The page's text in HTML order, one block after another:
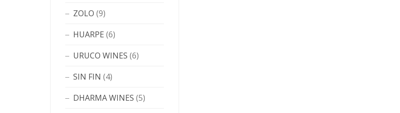
ZOLO (9)
HUARPE (6)
URUCO WINES (6)
SIN FIN (4)
DHARMA WINES (5)